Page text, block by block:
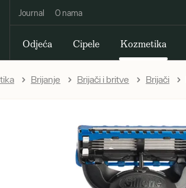
Journal O nama
Odjeća Cipele Kozmetika
Brijanje Brijači i britve Brijači